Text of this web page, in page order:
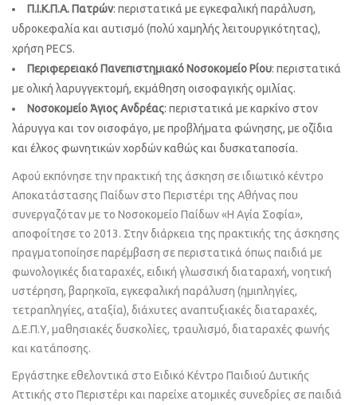
Π.Ι.Κ.Π.Α. Πατρών: περιστατικά με εγκεφαλική παράλυση,
υδροκεφαλία και αυτισμό (πολύ χαμηλής λειτουργικότητας),
χρήση PECS.
Περιφερειακό Πανεπιστημιακό Νοσοκομείο Ρίου: περιστατικά
με ολική λαρυγγεκτομή, εκμάθηση οισοφαγικής ομιλίας.
Νοσοκομείο Άγιος Ανδρέας: περιστατικά με καρκίνο στον
λάρυγγα και τον οισοφάγο, με προβλήματα φώνησης, με οζίδια
και έλκος φωνητικών χορδών καθώς και δυσκαταποσία.
Αφού εκπόνησε την πρακτική της άσκηση σε ιδιωτικό κέντρο
Αποκατάστασης Παίδων στο Περιστέρι της Αθήνας που
συνεργαζόταν με το Νοσοκομείο Παίδων «Η Αγία Σοφία»,
αποφοίτησε το 2013. Στην διάρκεια της πρακτικής της άσκησης
πραγματοποίησε παρέμβαση σε περιστατικά όπως παιδιά με
φωνολογικές διαταραχές, ειδική γλωσσική διαταραχή, νοητική
υστέρηση, βαρηκοΐα, εγκεφαλική παράλυση (ημιπληγίες,
τετραπληγίες, αταξία), διάχυτες αναπτυξιακές διαταραχές,
Δ.Ε.Π.Υ, μαθησιακές δυσκολίες, τραυλισμό, διαταραχές φωνής
και κατάποσης.
Εργάστηκε εθελοντικά στο Ειδικό Κέντρο Παιδιού Δυτικής
Αττικής στο Περιστέρι και παρείχε ατομικές συνεδρίες σε παιδιά